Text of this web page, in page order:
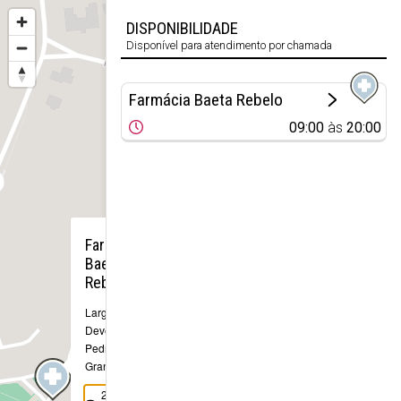
Farmácia
Baeta
Rebelo
Largo da
Devesa, 22-A
Pedrógão
Grande
236 486
DISPONIBILIDADE
Disponível para atendimento por chamada
Farmácia Baeta Rebelo
09:00 às20:00